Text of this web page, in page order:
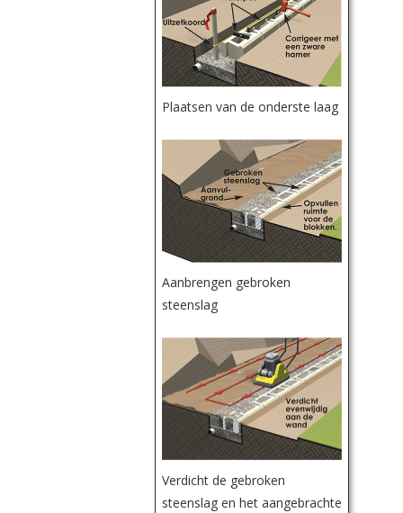
Plaatsen van de onderste laag
Aanbrengen gebroken
steenslag
Verdicht de gebroken
steenslag en het aangebrachte